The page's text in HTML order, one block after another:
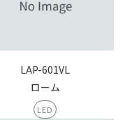
LAP-601VL
ローム
LED